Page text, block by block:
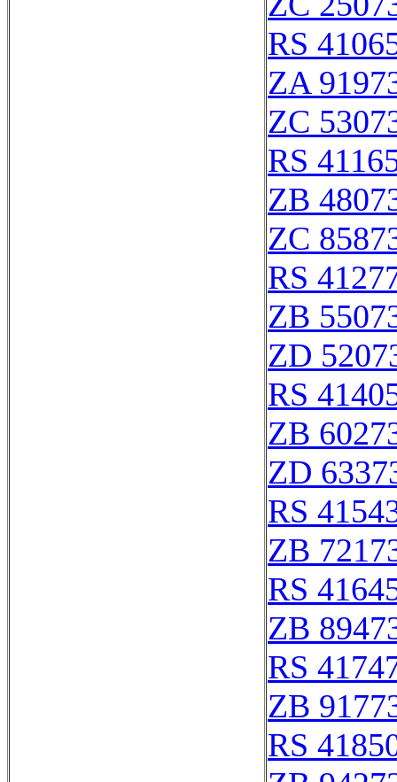
RS
ZA
ZC
RS
ZB
ZC
RS
ZB
ZD
RS
ZB
ZD
RS
ZB
RS
ZB
RS
ZB
RS